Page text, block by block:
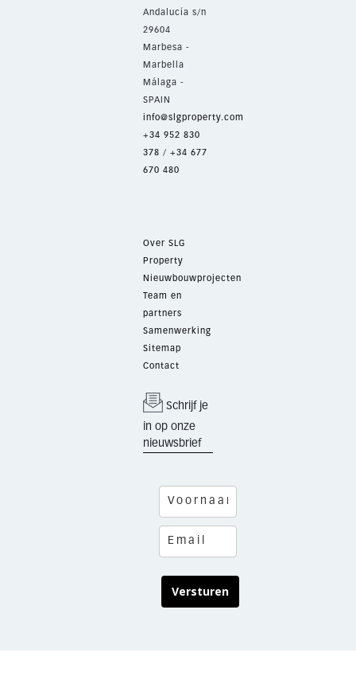
Andalucía s/n
29604
Marbesa -
Marbella
Málaga -
SPAIN
info@slgproperty.com
+34 952 830
378 / +34 677
670 480
Over SLG
Property
Nieuwbouwprojecten
Team en
partners
Samenwerking
Sitemap
Contact
Schrijf je
in op onze
nieuwsbrief
Versturen